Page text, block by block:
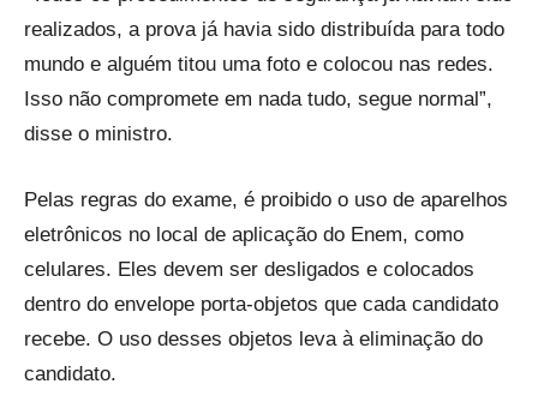
realizados, a prova já havia sido distribuída para todo
mundo e alguém titou uma foto e colocou nas redes.
Isso não compromete em nada tudo, segue normal”,
disse o ministro.
Pelas regras do exame, é proibido o uso de aparelhos
eletrônicos no local de aplicação do Enem, como
celulares. Eles devem ser desligados e colocados
dentro do envelope porta-objetos que cada candidato
recebe. O uso desses objetos leva à eliminação do
candidato.